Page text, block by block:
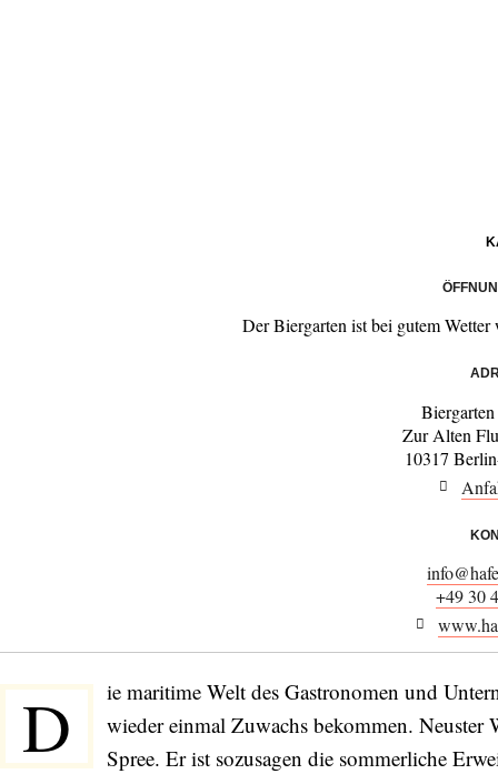
Der Biergarten ist bei gutem
Zur Alten
10317
+49 30
D
ie maritime Welt des Gastronomen und
wieder einmal Zuwachs bekommen.
Spree. Er ist sozusagen die sommerliche